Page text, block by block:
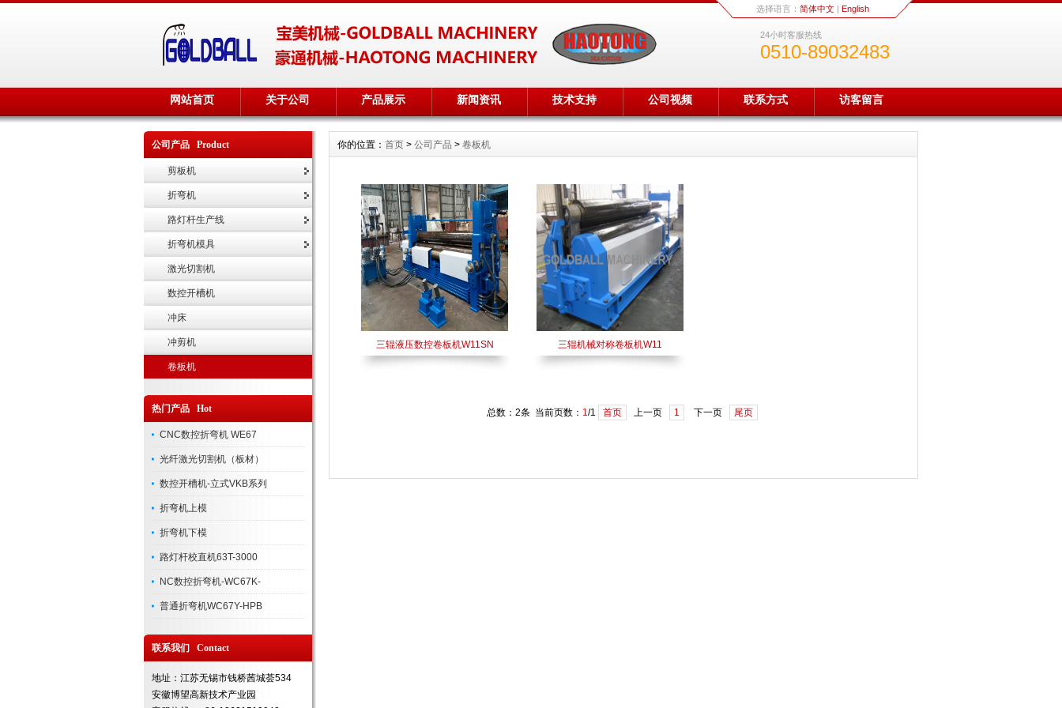
选择语言： 简体中文 | English
24小时客服热线
0510-89032483
网站首页 关于公司 产品展示 新闻资讯 技术支持 公司视频 联系方式 访客留言
公司产品 Product
剪板机
折弯机
路灯杆生产线
折弯机模具
激光切割机
数控开槽机
冲床
冲剪机
卷板机
热门产品 Hot
CNC数控折弯机 WE67
光纤激光切割机（板材）
数控开槽机-立式VKB系列
折弯机上模
折弯机下模
路灯杆校直机63T-3000
NC数控折弯机-WC67K-
普通折弯机WC67Y-HPB
联系我们 Contact
地址：江苏无锡市钱桥茜城荟534
安徽博望高新技术产业园
你的位置： 首页 > 公司产品 > 卷板机
三辊液压数控卷板机W11SN 三辊机械对称卷板机W11
总数：2条 当前页数： 1/1 首页 上一页 1 下一页 尾页